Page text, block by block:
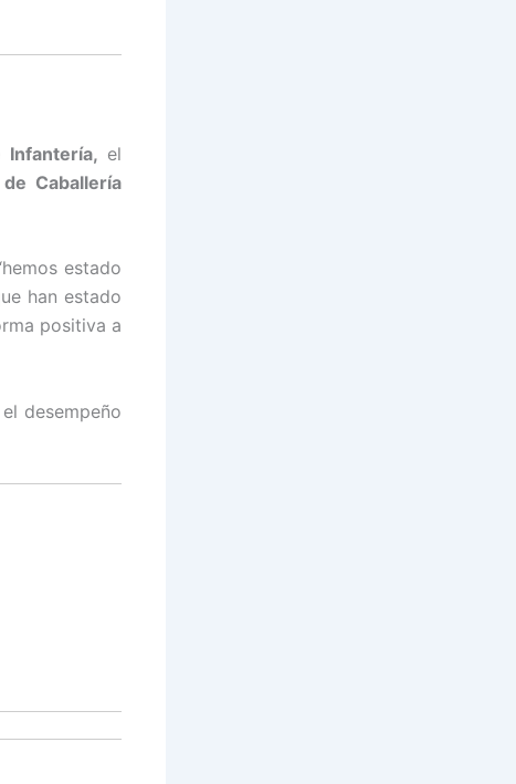
Infantería, el
Caballería
estado
han estado
positiva a
desempeño